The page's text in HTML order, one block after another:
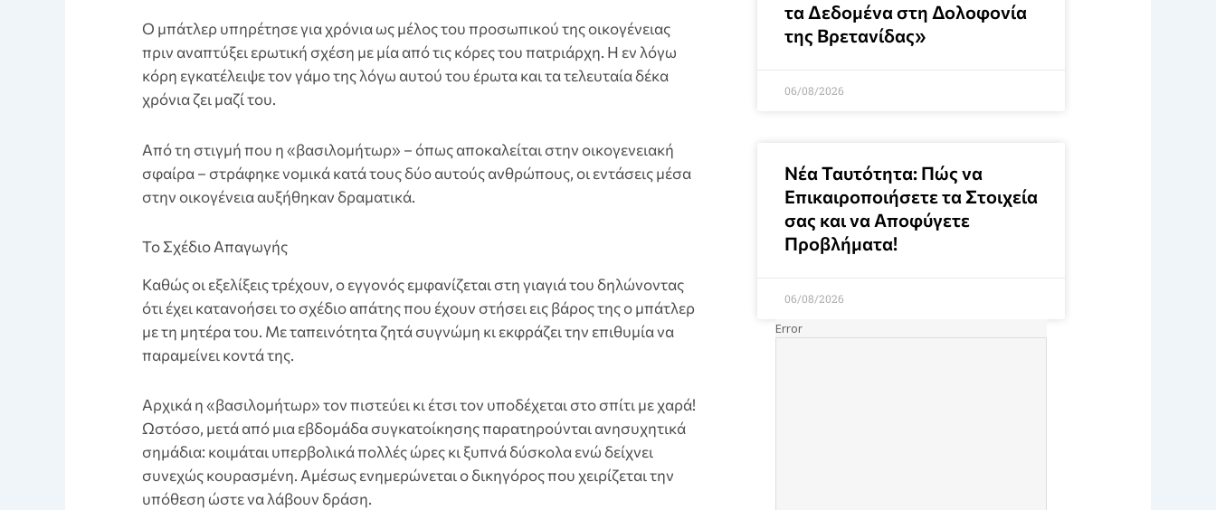
Ο μπάτλερ υπηρέτησε για χρόνια ως μέλος του προσωπικού της οικογένειας
πριν αναπτύξει ερωτική σχέση με μία από τις κόρες του πατριάρχη. Η εν λόγω
κόρη εγκατέλειψε τον γάμο της λόγω αυτού του έρωτα και τα τελευταία δέκα
χρόνια ζει μαζί του.
Από τη στιγμή που η «βασιλομήτωρ» – όπως αποκαλείται στην οικογενειακή
σφαίρα – στράφηκε νομικά κατά τους δύο αυτούς ανθρώπους, οι εντάσεις μέσα
στην οικογένεια αυξήθηκαν δραματικά.
Το Σχέδιο Απαγωγής
Kαθώς οι εξελίξεις τρέχουν, ο εγγονός εμφανίζεται στη γιαγιά του δηλώνοντας
ότι έχει κατανοήσει το σχέδιο απάτης που έχουν στήσει εις βάρος της ο μπάτλερ
με τη μητέρα του. Με ταπεινότητα ζητά συγνώμη κι εκφράζει την επιθυμία να
παραμείνει κοντά της.
Aρχικά η «βασιλομήτωρ» τον πιστεύει κι έτσι τον υποδέχεται στο σπίτι με χαρά!
Ωστόσο, μετά από μια εβδομάδα συγκατοίκησης παρατηρούνται ανησυχητικά
σημάδια: κοιμάται υπερβολικά πολλές ώρες κι ξυπνά δύσκολα ενώ δείχνει
συνεχώς κουρασμένη. Αμέσως ενημερώνεται ο δικηγόρος που χειρίζεται την
υπόθεση ώστε να λάβουν δράση.
τα Δεδομένα στη Δολοφονία
της Βρετανίδας»
06/08/2026
Νέα Ταυτότητα: Πώς να
Επικαιροποιήσετε τα Στοιχεία
σας και να Αποφύγετε
Προβλήματα!
06/08/2026